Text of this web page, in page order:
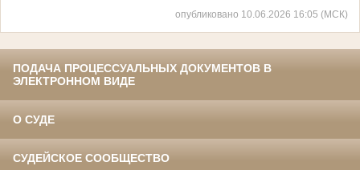
опубликовано 10.06.2026 16:05 (МСК)
ПОДАЧА ПРОЦЕССУАЛЬНЫХ ДОКУМЕНТОВ В
ЭЛЕКТРОННОМ ВИДЕ
О СУДЕ
СУДЕЙСКОЕ СООБЩЕСТВО